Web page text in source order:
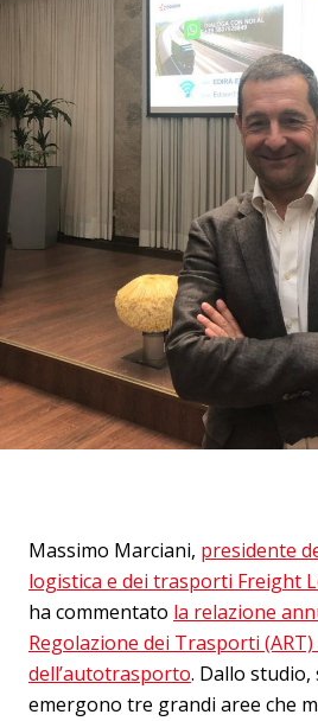
Massimo Marciani, presidente
logistica e dei trasporti Freight
ha commentato la relazione
Regolazione dei Trasporti
dell’autotrasporto. Dallo studio,
emergono tre grandi aree che